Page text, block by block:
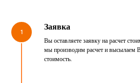
1 Заявка
Вы оставляете заявку на расчет
мы производим расчет и высылаем
стоимость.